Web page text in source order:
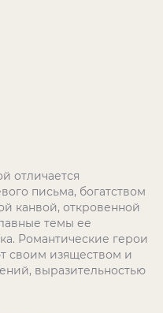
отличается
письма, богатством
канвой, откровенной
темы ее
Романтические герои
своим изяществом и
выразительностью